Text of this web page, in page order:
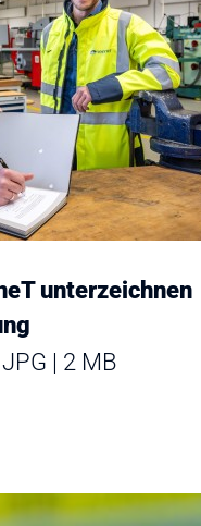
unterzeichnen
JPG 2 MB